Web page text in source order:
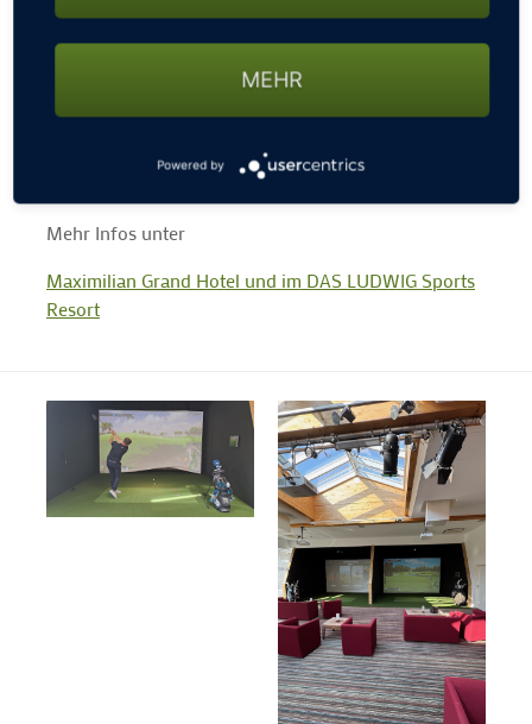
✨realistisches Spielgefühl
✨echtes Golf-Feeling – unabhängig von Wetter und
Bleiben Sie dran – es wird großartig!
Mehr Infos unter
Maximilian Grand Hotel und im DAS LUDWIG Sports
Resort
MEHR
Powered by